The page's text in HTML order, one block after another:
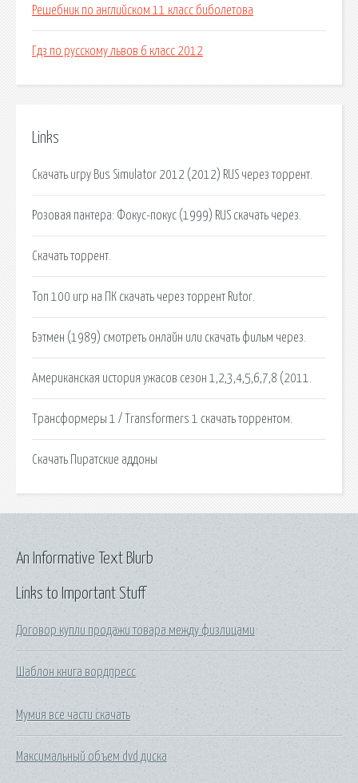
Решебник по английском 11 класс биболетова
Гдз по русскому львов 6 класс 2012
Links
Скачать игру Bus Simulator 2012 (2012) RUS через торрент.
Розовая пантера: Фокус-покус (1999) RUS скачать через.
Скачать торрент.
Топ 100 игр на ПК скачать через торрент Rutor.
Бэтмен (1989) смотреть онлайн или скачать фильм через.
Американская история ужасов сезон 1,2,3,4,5,6,7,8 (2011.
Трансформеры 1 / Transformers 1 скачать торрентом.
Скачать Пиратские аддоны
Links to Important Stuff
Договор купли продажи товара между физлицами
Шаблон книга вордпресс
Мумия все части скачать
Максимальный объем dvd диска
An Informative Text Blurb